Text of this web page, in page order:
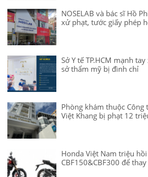
NOSELAB và bác sĩ Hồ
xử phạt, tước giấy phép
Sở Y tế TP.HCM mạnh
sở thẩm mỹ bị đình chỉ
Phòng khám thuộc Công
Việt Khang bị phạt 12
Honda Việt Nam triệu
CBF150&CBF300 để